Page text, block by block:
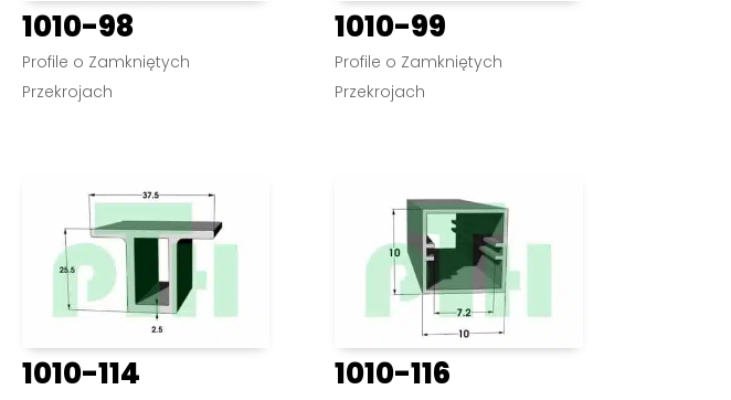
1010-98
Profile o Zamkniętych
Przekrojach
1010-99
Profile o Zamkniętych
Przekrojach
1010-114 1010-116